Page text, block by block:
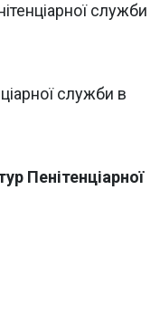
служби
служби в
Пенітенціарної